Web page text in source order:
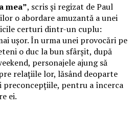
mea”, scris și regizat de Paul
o abordare amuzantă a unei
certuri dintr-un cuplu:
ușor. În urma unei provocări pe
o duc la bun sfârșit, după
personajele ajung să
relațiile lor, lăsând deoparte
preconcepțiile, pentru a încerca
ei.